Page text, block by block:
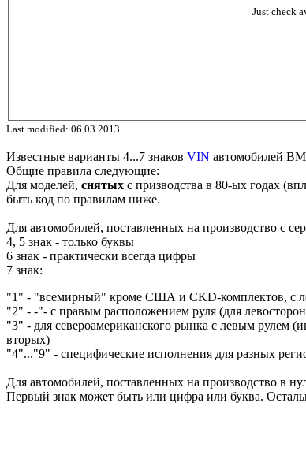
Just check
Last modified: 06.03.2013
Известные варианты 4...7 знаков VIN автомобилей
Общие правила следующие:
Для моделей, снятых с призводства в 80-ых годах
быть код по правилам ниже.
Для автомобилей, поставленных на производство с
4, 5 знак - только буквы
6 знак - практически всегда цифры
7 знак:
"1" - "всемирный" кроме США и CKD-комплектов, с
"2" - -"- с правым расположением руля (для
"3" - для североамериканского рынка с левым рулем
вторых)
"4"..."9" - специфические исполнения для разных
Для автомобилей, поставленных на производство в
Первый знак может быть или цифра или буква.